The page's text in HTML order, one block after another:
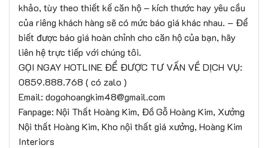
khảo, tùy theo thiết kế căn hộ – kích thước hay yêu cầu
của riêng khách hàng sẽ có mức báo giá khác nhau. – Để
biết được báo giá hoàn chỉnh cho căn hộ của bạn, hãy
liên hệ trực tiếp với chúng tôi.
GỌI NGAY HOTLINE ĐỂ ĐƯỢC TƯ VẤN VỀ DỊCH VỤ:
0859.888.768 ( có zalo )
Email: dogohoangkim48@gmail.com
Fanpage: Nội Thất Hoàng Kim, Đồ Gỗ Hoàng Kim, Xưởng
Nội thất Hoàng Kim, Kho nội thất giá xưởng, Hoàng Kim
Interiors